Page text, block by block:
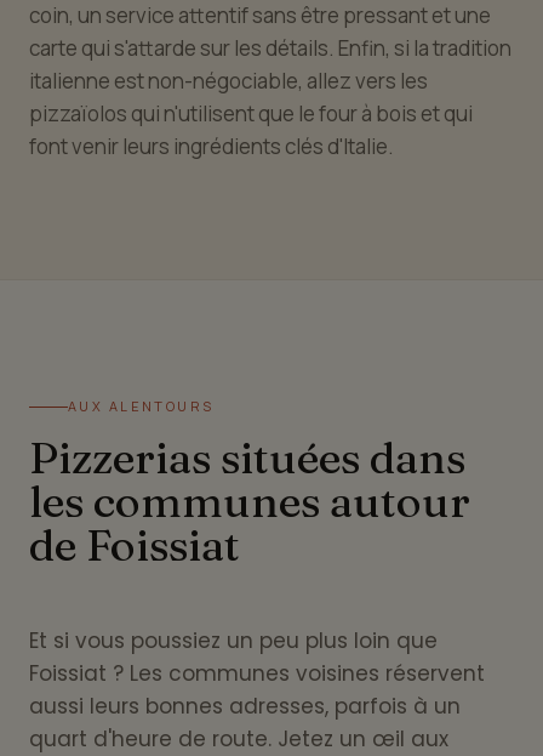
coin, un service attentif sans être pressant et une
carte qui s'attarde sur les détails. Enfin, si la tradition
italienne est non-négociable, allez vers les
pizzaïolos qui n'utilisent que le four à bois et qui
font venir leurs ingrédients clés d'Italie.
AUX ALENTOURS
Pizzerias situées dans
les communes autour
de Foissiat
Et si vous poussiez un peu plus loin que
Foissiat ? Les communes voisines réservent
aussi leurs bonnes adresses, parfois à un
quart d'heure de route. Jetez un œil aux